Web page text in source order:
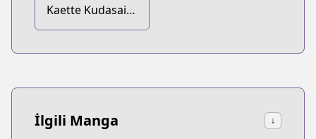
Kaette Kudasai!
Akutsu-san
İlgili Manga ↓